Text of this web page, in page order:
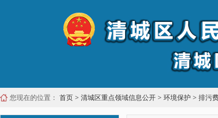
您现在的位置： 首页 > 清城区重点领域信息公开 > 环境保护 > 排污